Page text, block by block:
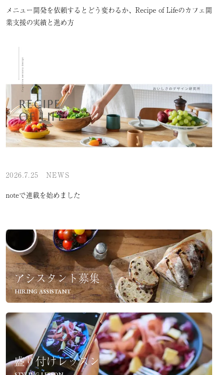
メニュー開発を依頼するとどう変わるか、Recipe of Lifeのカフェ開
業支援の実績と進め方
2026.7.25 NEWS
noteで連載を始めました
アシスタント募集
HIRING ASSISTANT
盛り付けレッスン